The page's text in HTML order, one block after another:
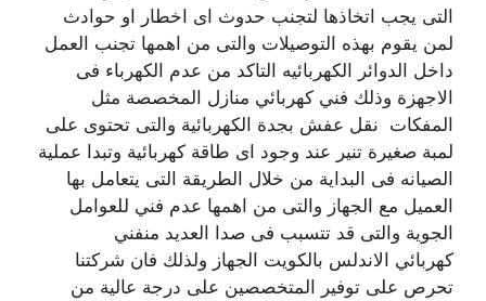
التى يجب اتخاذها لتجنب حدوث اى اخطار او حوادث
لمن يقوم بهذه التوصيلات والتى من اهمها تجنب العمل
داخل الدوائر الكهربائيه التاكد من عدم الكهرباء فى
الاجهزة وذلك فني كهربائي منازل المخصصة مثل
المفكات نقل عفش بجدة الكهربائية والتى تحتوى على
لمبة صغيرة تنير عند وجود اى طاقة كهربائية وتبدا عملية
الصيانه فى البداية من خلال الطريقة التى يتعامل بها
العميل مع الجهاز والتى من اهمها عدم فني للعوامل
الجوية والتى قد تتسبب فى صدا العديد منفني
كهربائي الاندلس بالكويت الجهاز ولذلك فان شركتنا
تحرص على توفير المتخصصين على درجة عالية من